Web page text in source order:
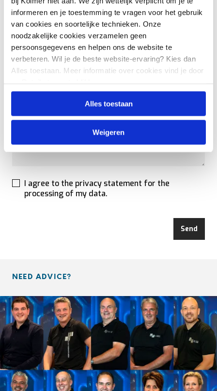
informeren en je toestemming te vragen voor het gebruik
van cookies en soortelijke technieken. Onze
noodzakelijke cookies verzamelen geen
persoonsgegevens en helpen ons de website te
verbeteren. Wil je de beste website-ervaring? Kies dan
Alles toestaan. Meer informatie over cookies vind je door
Alles toestaan
Weigeren
NEED ADVICE?
E-mail*
I agree to the privacy statement for the
processing of my data.
Send